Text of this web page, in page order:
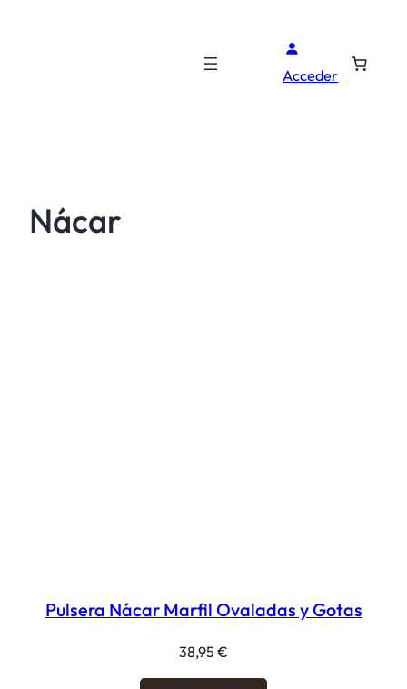
Acceder
Nácar
Pulsera Nácar Marfil Ovaladas y Gotas
38,95€